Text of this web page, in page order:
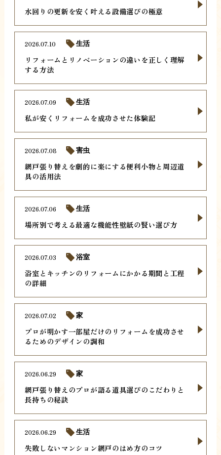
水回りの更新を安く叶える設備選びの極意
リフォームとリノベーションの違いを正しく理解
する方法
2026.07.10 生活
私が安くリフォームを成功させた体験記
2026.07.09 生活
網戸張り替えを劇的に楽にする便利小物と周辺道
具の活用法
2026.07.08 害虫
場所別で考える最適な機能性壁紙の賢い選び方
2026.07.06 生活
浴室とキッチンのリフォームにかかる期間と工程
の詳細
2026.07.03 浴室
プロが明かす一部屋だけのリフォームを成功させ
るためのデザインの調和
2026.07.02 家
網戸張り替えのプロが語る道具選びのこだわりと
長持ちの秘訣
2026.06.29 家
失敗しないマンション網戸のはめ方のコツ
2026.06.29 生活